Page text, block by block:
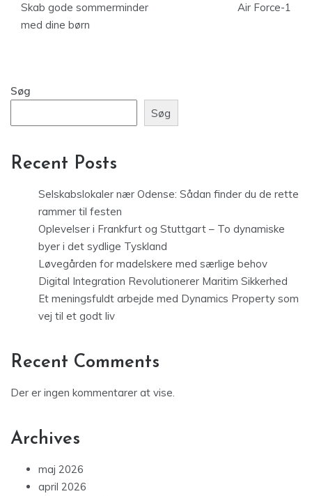
Skab gode sommerminder
med dine børn
Air Force-1
Søg
Søg
Recent Posts
Selskabslokaler nær Odense: Sådan finder du de rette
rammer til festen
Oplevelser i Frankfurt og Stuttgart – To dynamiske
byer i det sydlige Tyskland
Løvegården for madelskere med særlige behov
Digital Integration Revolutionerer Maritim Sikkerhed
Et meningsfuldt arbejde med Dynamics Property som
vej til et godt liv
Recent Comments
Der er ingen kommentarer at vise.
Archives
maj 2026
april 2026